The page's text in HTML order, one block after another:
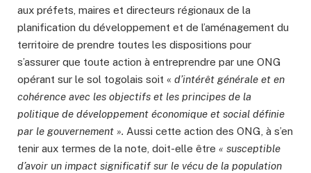
aux préfets, maires et directeurs régionaux de la
planification du développement et de l’aménagement du
territoire de prendre toutes les dispositions pour
s’assurer que toute action à entreprendre par une ONG
opérant sur le sol togolais soit « d’intérêt générale et en
cohérence avec les objectifs et les principes de la
politique de développement économique et social définie
par le gouvernement ». Aussi cette action des ONG, à s’en
tenir aux termes de la note, doit-elle être « susceptible
d’avoir un impact significatif sur le vécu de la population